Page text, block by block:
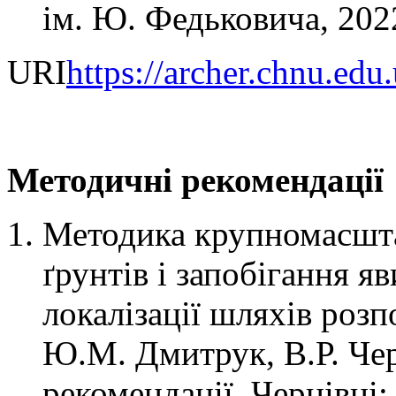
ім. Ю. Федьковича,
URIhttps://
Методичні рекомендації
Методика
ґрунтів і запобігання
локалізації шляхів
Ю.М. Дмитрук, В.Р.